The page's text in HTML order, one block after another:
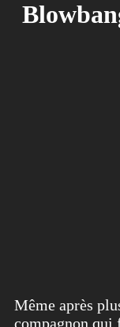
Même après
compagnon qui